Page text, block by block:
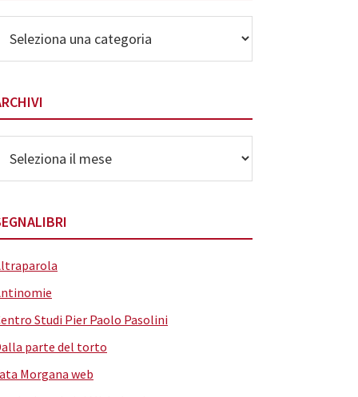
delle
Studi Pier Paolo Pasolini
parte del torto
Morgana web